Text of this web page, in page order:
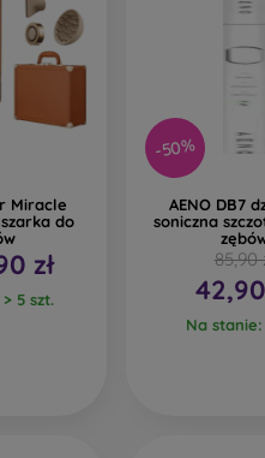
Miracle
do
zł
> 5 szt.
-50%
AENO DB7
soniczna
85,90
Na stanie: